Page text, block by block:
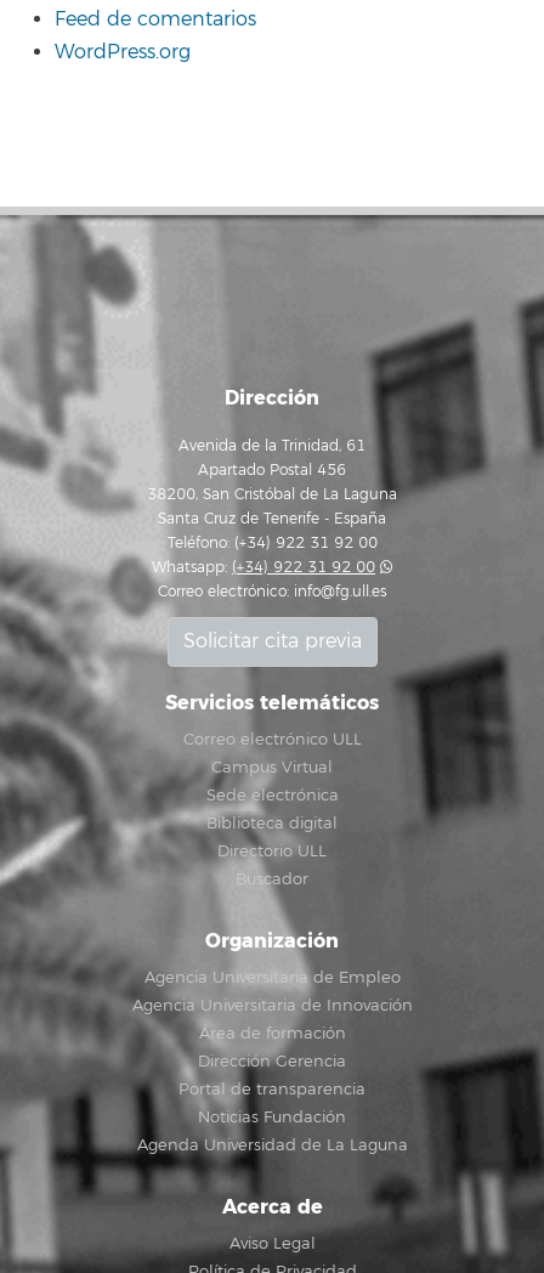
Feed de comentarios
WordPress.org
Dirección
Avenida de la Trinidad, 61
Apartado Postal 456
38200, San Cristóbal de La Laguna
Santa Cruz de Tenerife - España
Teléfono: (+34) 922 31 92 00
Whatsapp: (+34) 922 31 92 00
Correo electrónico: info@fg.ull.es
Solicitar cita previa
Servicios telemáticos
Correo electrónico ULL
Campus Virtual
Sede electrónica
Biblioteca digital
Directorio ULL
Buscador
Organización
Agencia Universitaria de Empleo
Agencia Universitaria de Innovación
Área de formación
Dirección Gerencia
Portal de transparencia
Noticias Fundación
Agenda Universidad de La Laguna
Acerca de
Aviso Legal